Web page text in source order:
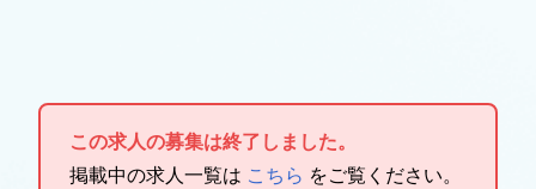
この求人の募集は終了しました。
掲載中の求人一覧は こちら をご覧ください。